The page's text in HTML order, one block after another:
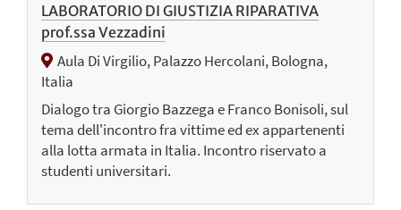
LABORATORIO DI GIUSTIZIA RIPARATIVA
prof.ssa Vezzadini
Aula Di Virgilio, Palazzo Hercolani, Bologna,
Italia
Dialogo tra Giorgio Bazzega e Franco Bonisoli, sul
tema dell'incontro fra vittime ed ex appartenenti
alla lotta armata in Italia. Incontro riservato a
studenti universitari.